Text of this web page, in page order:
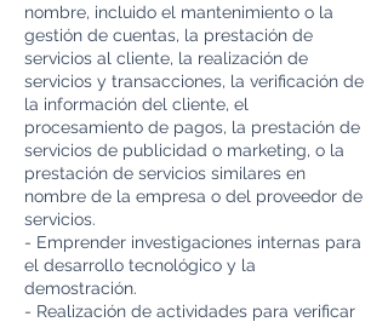
nombre, incluido el mantenimiento o la
gestión de cuentas, la prestación de
servicios al cliente, la realización de
servicios y transacciones, la verificación de
la información del cliente, el
procesamiento de pagos, la prestación de
servicios de publicidad o marketing, o la
prestación de servicios similares en
nombre de la empresa o del proveedor de
servicios.
- Emprender investigaciones internas para
el desarrollo tecnológico y la
demostración.
- Realización de actividades para verificar